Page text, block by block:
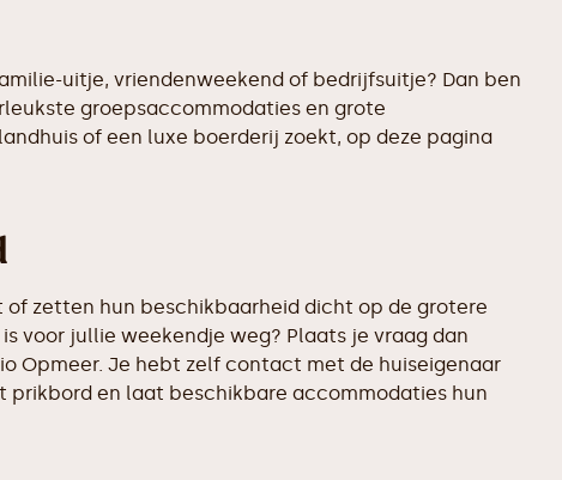
uitje, vriendenweekend of bedrijfsuitje? Dan ben
groepsaccommodaties en grote
of een luxe boerderij zoekt, op deze pagina
zetten hun beschikbaarheid dicht op de grotere
voor jullie weekendje weg? Plaats je vraag dan
Opmeer. Je hebt zelf contact met de huiseigenaar
prikbord en laat beschikbare accommodaties hun